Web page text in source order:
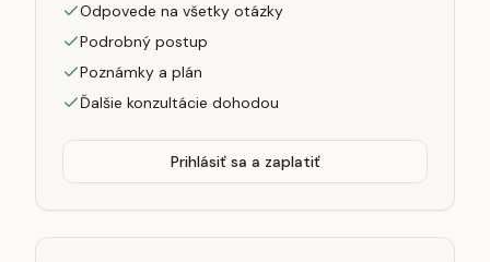
Odpovede na všetky otázky
Podrobný postup
Poznámky a plán
Ďalšie konzultácie dohodou
Prihlásiť sa a zaplatiť